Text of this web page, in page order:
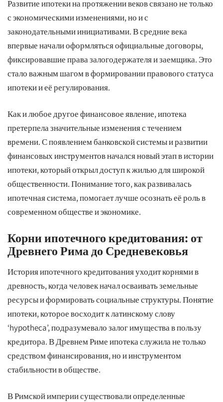
Развитие ипотеки на протяжении веков связано не только
с экономическими изменениями, но и с
законодательными инициативами. В средние века
впервые начали оформляться официальные договоры,
фиксировавшие права залогодержателя и заемщика. Это
стало важным шагом в формировании правового статуса
ипотеки и её регулирования.
Как и любое другое финансовое явление, ипотека
претерпела значительные изменения с течением
времени. С появлением банковской системы и развитии
финансовых инструментов начался новый этап в истории
ипотеки, который открыл доступ к жилью для широкой
общественности. Понимание того, как развивалась
ипотечная система, помогает лучше осознать её роль в
современном обществе и экономике.
Корни ипотечного кредитования: от
Древнего Рима до Средневековья
История ипотечного кредитования уходит корнями в
древность, когда человек начал осваивать земельные
ресурсы и формировать социальные структуры. Понятие
ипотеки, которое восходит к латинскому слову
‘hypotheca’, подразумевало залог имущества в пользу
кредитора. В Древнем Риме ипотека служила не только
средством финансирования, но и инструментом
стабильности в обществе.
В Римской империи существовали определенные